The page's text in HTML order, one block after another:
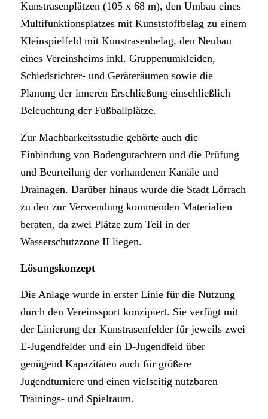
Kunstrasenplätzen (105 x 68 m), den Umbau eines
Multifunktionsplatzes mit Kunststoffbelag zu einem
Kleinspielfeld mit Kunstrasenbelag, den Neubau
eines Vereinsheims inkl. Gruppenumkleiden,
Schiedsrichter- und Geräteräumen sowie die
Planung der inneren Erschließung einschließlich
Beleuchtung der Fußballplätze.
Zur Machbarkeitsstudie gehörte auch die
Einbindung von Bodengutachtern und die Prüfung
und Beurteilung der vorhandenen Kanäle und
Drainagen. Darüber hinaus wurde die Stadt Lörrach
zu den zur Verwendung kommenden Materialien
beraten, da zwei Plätze zum Teil in der
Wasserschutzzone II liegen.
Lösungskonzept
Die Anlage wurde in erster Linie für die Nutzung
durch den Vereinssport konzipiert. Sie verfügt mit
der Linierung der Kunstrasenfelder für jeweils zwei
E-Jugendfelder und ein D-Jugendfeld über
genügend Kapazitäten auch für größere
Jugendturniere und einen vielseitig nutzbaren
Trainings- und Spielraum.